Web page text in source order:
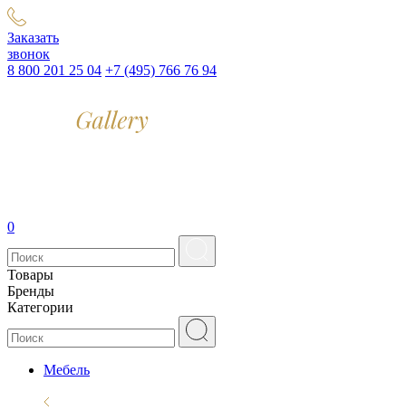
Заказать
звонок
8 800 201 25 04 +7 (495) 766 76 94
0
Товары
Бренды
Категории
Мебель